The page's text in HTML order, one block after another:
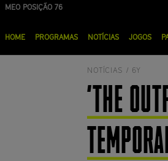
Passar
MEO POSIÇÃO 76
NOS POSIÇÃO 90
principal
HOME PROGRAMAS NOTÍCIAS JOGOS
NOTÍCIAS / 6Y
'THE